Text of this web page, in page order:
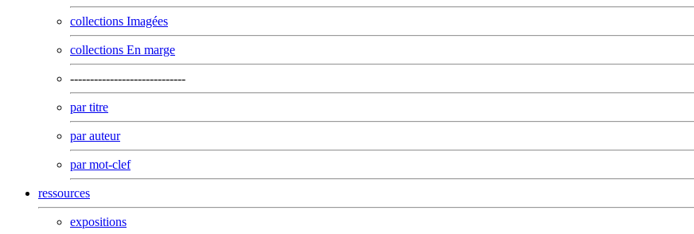
collections Imagées
collections En marge
-----------------------------
par titre
par auteur
par mot-clef
ressources
expositions